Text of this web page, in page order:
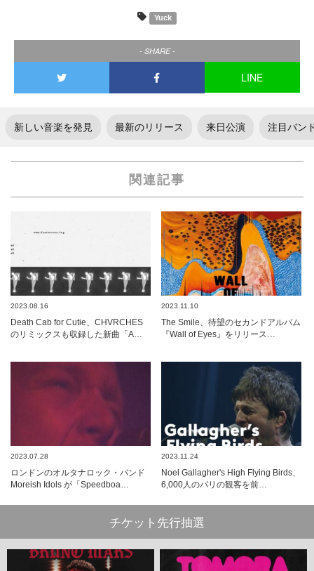
Yuck
- SHARE -
LINE
新しい音楽を発見 最新のリリース 来日公演 注目バン
関連記事
2023.08.16
Death Cab for Cutie、CHVRCHES
のリミックスも収録した新曲「A…
2023.11.10
The Smile、待望のセカンドアルバム
『Wall of Eyes』をリリース…
2023.07.28
ロンドンのオルタナロック・バンド
Moreish Idols が「Speedboa…
2023.11.24
Noel Gallagher's High Flying Birds、
6,000人のパリの観客を前…
チケット先行抽選